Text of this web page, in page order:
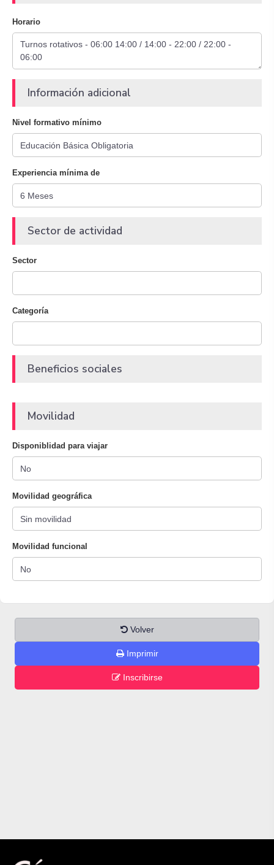
Horario
Información adicional
Nivel formativo mínimo
Experiencia mínima de
Sector de actividad
Sector
Categoría
Beneficios sociales
Movilidad
Disponiblidad para viajar
Movilidad geográfica
Movilidad funcional
Volver
Imprimir
Inscribirse